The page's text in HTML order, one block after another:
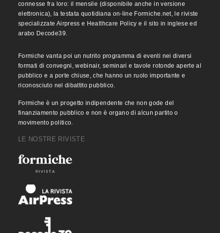
connesse fra loro: il mensile (disponibile anche in versione
elettronica), la testata quotidiana on-line Formiche.net, le riviste
specializzate Airpress e Healthcare Policy e il sito in inglese ed
arabo Decode39.
Formiche vanta poi un nutrito programma di eventi nei diversi
formati di convegni, webinair, seminari e tavole rotonde aperte al
pubblico e a porte chiuse, che hanno un ruolo importante e
riconosciuto nel dibattito pubblico.
Formiche è un progetto indipendente che non gode del
finanziamento pubblico e non è organo di alcun partito o
movimento politico.
LE NOSTRE RIVISTE